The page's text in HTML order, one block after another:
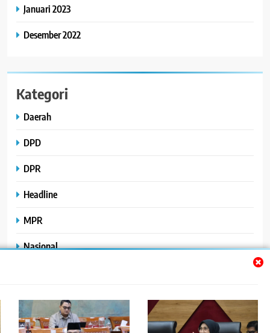
Januari 2023
Desember 2022
Kategori
Daerah
DPD
DPR
Headline
MPR
Nasional
Polhukam
Uncategorized